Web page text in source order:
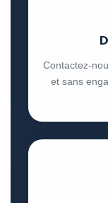
Contactez-
et sans